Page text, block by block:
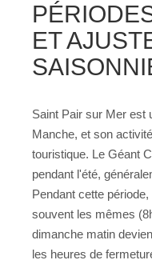
ET
Saint Pair sur Mer est
Manche, et son
touristique. Le Géant
pendant l'été,
Pendant cette
souvent les mêmes
dimanche matin
les heures de